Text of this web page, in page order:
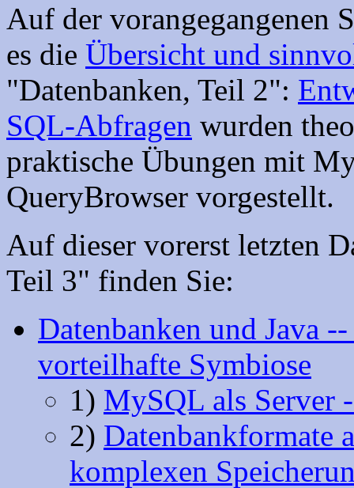
Auf der vorangegangenen
es die Übersicht und
"Datenbanken, Teil 2":
SQL-Abfragen wurden
praktische Übungen mit
QueryBrowser vorgestellt.
Auf dieser vorerst letzten
Teil 3" finden Sie:
Datenbanken und Java
vorteilhafte Symbiose
1) MySQL als Server
2) Datenbankformate
komplexen